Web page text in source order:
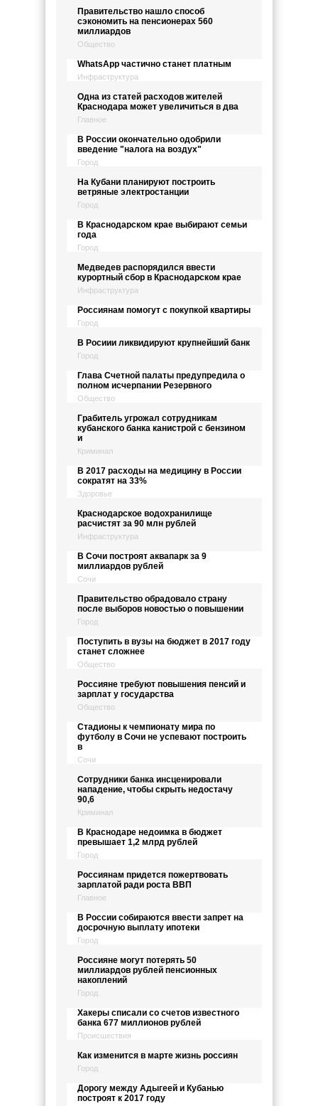
Правительство нашло способ
сэкономить на пенсионерах 560
миллиардов
Общество
WhatsApp частично станет платным
Инфраструктура
Одна из статей расходов жителей
Краснодара может увеличиться в два
Главное
В России окончательно одобрили
введение "налога на воздух"
Город
На Кубани планируют построить
ветряные электростанции
Город
В Краснодарском крае выбирают семьи
года
Город
Медведев распорядился ввести
курортный сбор в Краснодарском крае
Инфраструктура
Россиянам помогут с покупкой квартиры
Город
В Росиии ликвидируют крупнейший банк
Город
Глава Счетной палаты предупредила о
полном исчерпании Резервного
Общество
Грабитель угрожал сотрудникам
кубанского банка канистрой с бензином
и
Криминал
В 2017 расходы на медицину в России
сократят на 33%
Здоровье
Краснодарское водохранилище
расчистят за 90 млн рублей
Инфраструктура
В Сочи построят аквапарк за 9
миллиардов рублей
Сочи
Правительство обрадовало страну
после выборов новостью о повышении
Город
Поступить в вузы на бюджет в 2017 году
станет сложнее
Общество
Россияне требуют повышения пенсий и
зарплат у государства
Общество
Стадионы к чемпионату мира по
футболу в Сочи не успевают построить
в
Сочи
Сотрудники банка инсценировали
нападение, чтобы скрыть недостачу
90,6
Криминал
В Краснодаре недоимка в бюджет
превышает 1,2 млрд рублей
Город
Россиянам придется пожертвовать
зарплатой ради роста ВВП
Главное
В России собираются ввести запрет на
досрочную выплату ипотеки
Город
Россияне могут потерять 50
миллиардов рублей пенсионных
накоплений
Город
Хакеры списали со счетов известного
банка 677 миллионов рублей
Происшествия
Как изменится в марте жизнь россиян
Город
Дорогу между Адыгеей и Кубанью
построят к 2017 году